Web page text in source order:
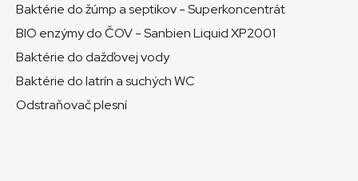
Baktérie do žúmp a septikov - Superkoncentrát
BIO enzýmy do ČOV - Sanbien Liquid XP2001
Baktérie do dažďovej vody
Baktérie do latrín a suchých WC
Odstraňovač plesní